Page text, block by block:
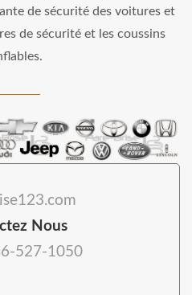
de sécurité des voitures et
de sécurité et les coussins
Nous
527-1050